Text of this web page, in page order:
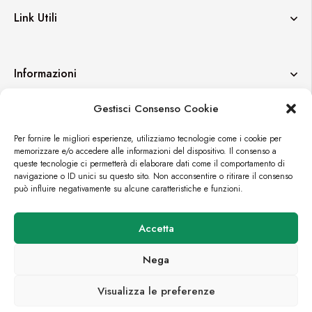
Gestisci Consenso Cookie
Per fornire le migliori esperienze, utilizziamo tecnologie come i cookie per
memorizzare e/o accedere alle informazioni del dispositivo. Il consenso a
queste tecnologie ci permetterà di elaborare dati come il comportamento di
navigazione o ID unici su questo sito. Non acconsentire o ritirare il consenso
può influire negativamente su alcune caratteristiche e funzioni.
Accetta
Nega
Visualizza le preferenze
Link Utili
Informazioni
© FORTUEXPO
CROMÌA LAB